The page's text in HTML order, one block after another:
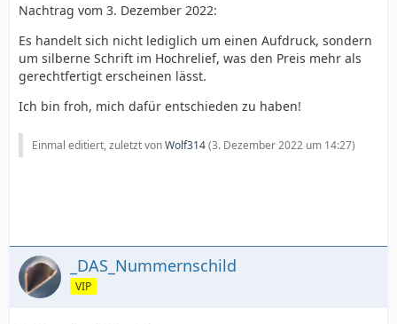
Nachtrag vom 3. Dezember 2022:
Es handelt sich nicht lediglich um einen Aufdruck, sondern
um silberne Schrift im Hochrelief, was den Preis mehr als
gerechtfertigt erscheinen lässt.
Ich bin froh, mich dafür entschieden zu haben!
Einmal editiert, zuletzt vonWolf314(3. Dezember 2022 um 14:27)
_DAS_Nummernschild
VIP